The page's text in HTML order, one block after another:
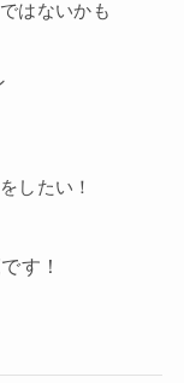
はないかも
したい！
す！